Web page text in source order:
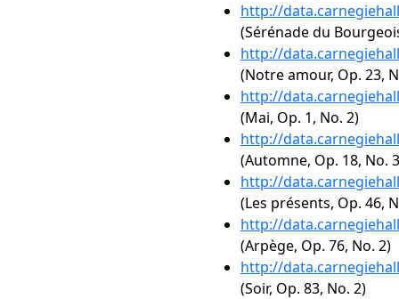
http://
(Sérénade du
http://
(Notre amour, Op. 23,
http://
(Mai, Op. 1, No. 2)
http://
(Automne, Op. 18, No.
http://
(Les présents, Op. 46,
http://
(Arpège, Op. 76, No. 2)
http://
(Soir, Op. 83, No. 2)